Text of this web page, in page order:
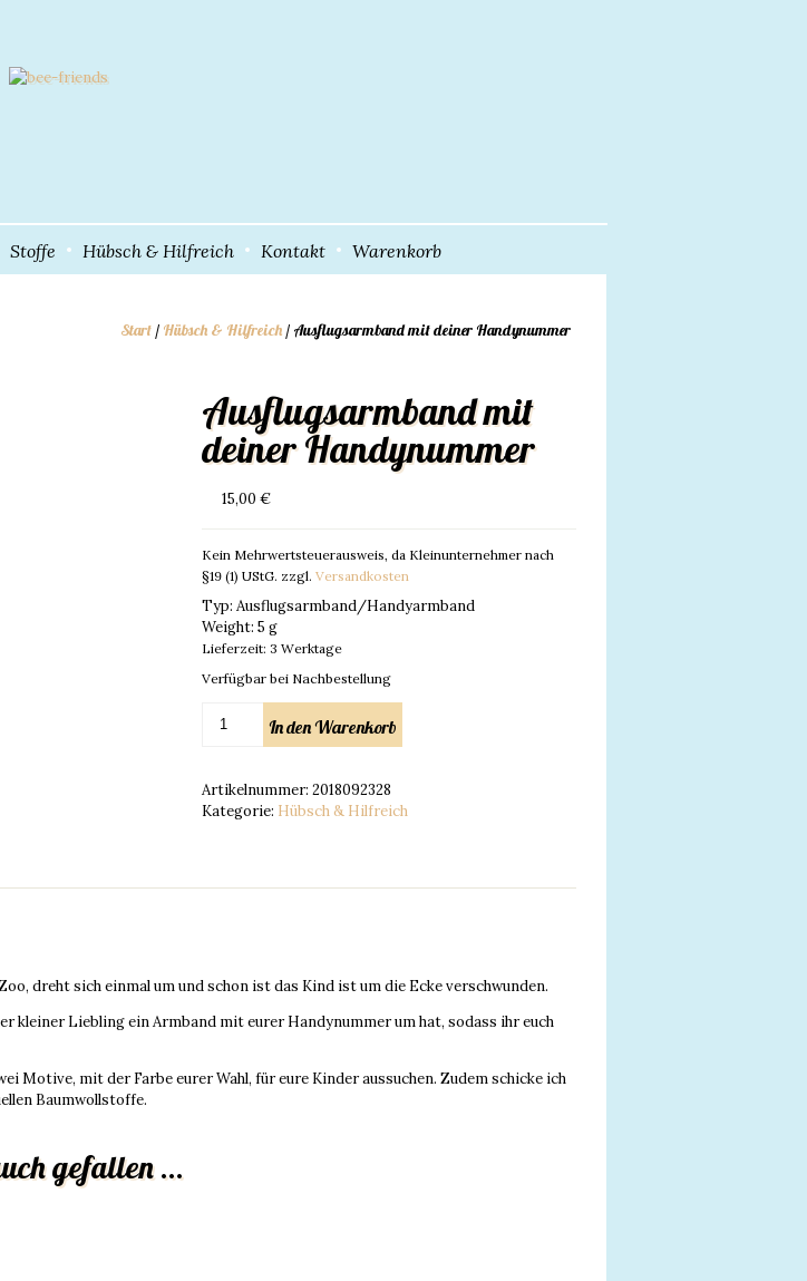
Stoffe Hübsch & Hilfreich Kontakt Warenkorb
Start / Hübsch & Hilfreich / Ausflugsarmband mit deiner Handynummer
Ausflugsarmband mit
deiner Handynummer
15,00 €
Kein Mehrwertsteuerausweis, da Kleinunternehmer nach
§19 (1) UStG. zzgl. Versandkosten
Typ: Ausflugsarmband/Handyarmband
Weight: 5 g
Lieferzeit: 3 Werktage
Verfügbar bei Nachbestellung
mit
Menge
In den Warenkorb
Artikelnummer: 2018092328
Kategorie: Hübsch & Hilfreich
dreht sich einmal um und schon ist das Kind ist um die Ecke verschwunden.
kleiner Liebling ein Armband mit eurer Handynummer um hat, sodass ihr euch
Motive, mit der Farbe eurer Wahl, für eure Kinder aussuchen. Zudem schicke ich
Baumwollstoffe.
gefallen …